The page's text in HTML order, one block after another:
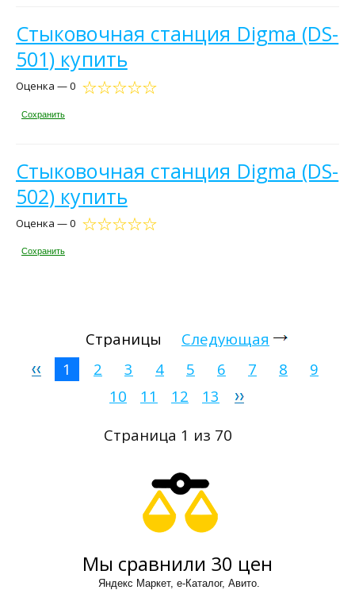
Стыковочная станция Digma (DS-
501) купить
Оценка — 0
Сохранить
Стыковочная станция Digma (DS-
502) купить
Оценка — 0
Сохранить
Страницы
Следующая
1
2 3 4 5 6 7 8
9
10
11 12
13
Страница 1 из 70
Мы сравнили 30 цен
Яндекс Маркет, е-Каталог, Авито.